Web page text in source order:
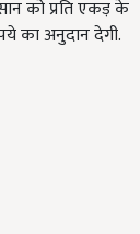
को प्रति एकड़ के
का अनुदान देगी.